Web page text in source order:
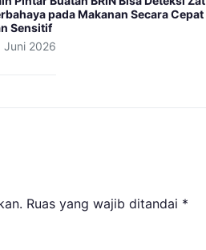
pada Makanan Secara Cepat
Sensitif
Juni 2026
Ruas yang wajib ditandai *